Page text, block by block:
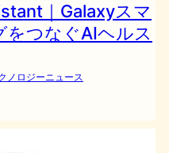
｜Galaxyスマ
をつなぐAIヘルス
ノロジーニュース